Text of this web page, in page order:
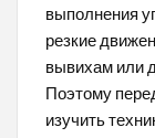
выполнения
резкие
вывихам или
Поэтому
изучить